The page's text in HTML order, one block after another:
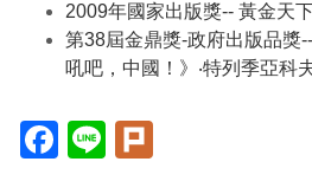
2009年國家出版獎-- 黃金天
第38屆金鼎獎-政府出版品獎
吼吧，中國！》‧特列季亞科
Facebook(另
開
Line(另
開